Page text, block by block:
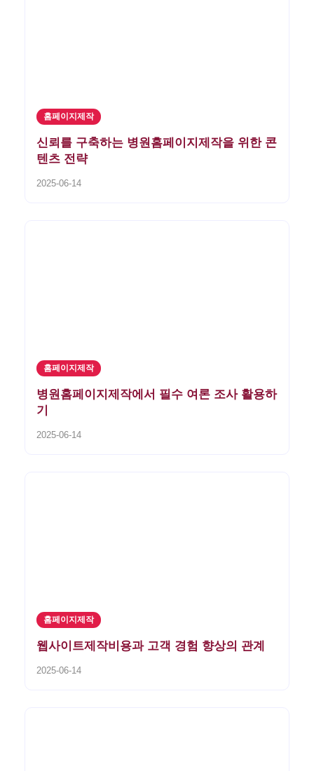
홈페이지제작
신뢰를 구축하는 병원홈페이지제작을 위한 콘
텐츠 전략
2025-06-14
홈페이지제작
병원홈페이지제작에서 필수 여론 조사 활용하
기
2025-06-14
홈페이지제작
웹사이트제작비용과 고객 경험 향상의 관계
2025-06-14